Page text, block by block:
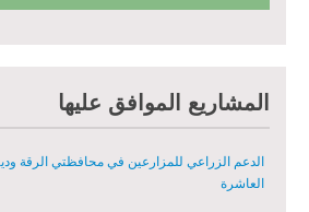
المشاريع الموافق عليها
الدعم الزراعي للمزارعين في محافظتي الرقة
خطة استجابة طارئة لدعم قطاع الصحة في محافظة
المرافق الصحية وتوفير المعدات الطبية بشكل